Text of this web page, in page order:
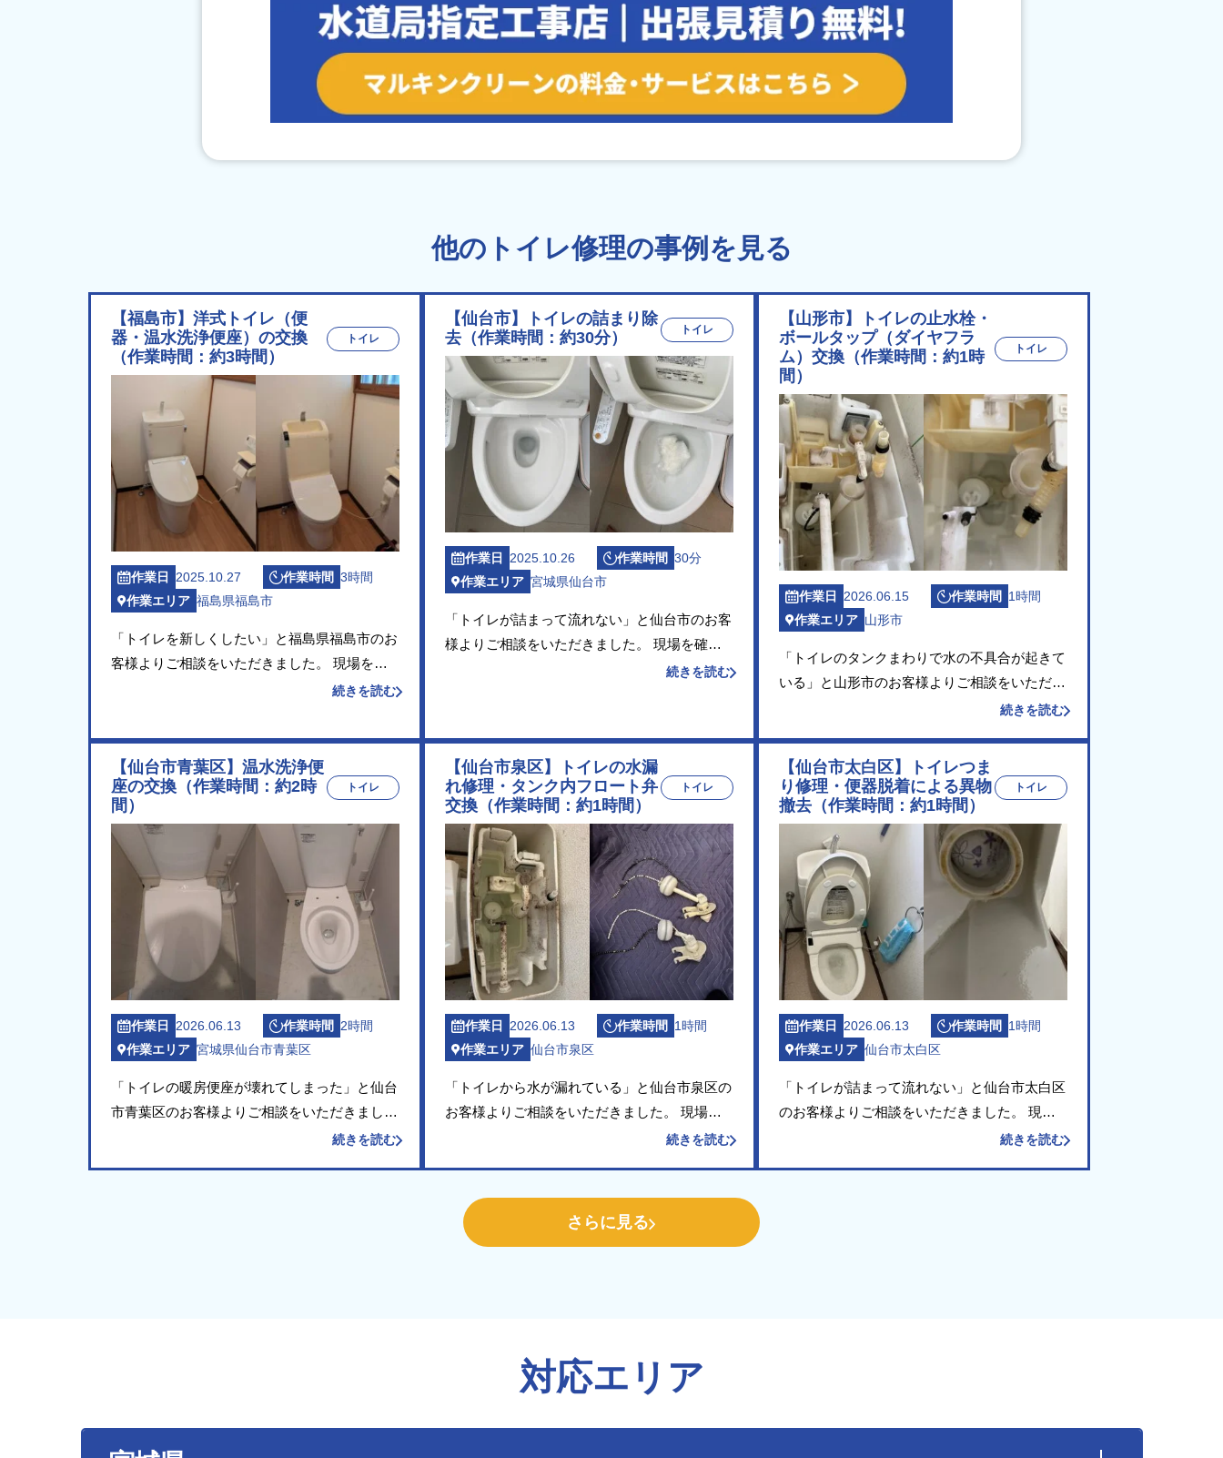
他のトイレ修理の事例を見る
【福島市】洋式トイレ（便
器・温水洗浄便座）の交換
（作業時間：約3時間）
トイレ
作業日 2025.10.27 作業時間 3時間
作業エリア 福島県福島市
「トイレを新しくしたい」と福島県福島市のお
客様よりご相談をいただきました。 現場を確
認したところ、長年ご使用の洋式便器と温水洗
ことでした。設置状況と給排水の位置を確認
し、後継機種 […]
続きを読む
【仙台市】トイレの詰まり除
去（作業時間：約30分）
トイレ
作業日 2025.10.26 作業時間 30分
作業エリア 宮城県仙台市
「トイレが詰まって流れない」と仙台市のお客
様よりご相談をいただきました。 現場を確認
したところ、便器内にトイレットペーパー等が
があったため […]
続きを読む
【山形市】トイレの止水栓・
ボールタップ（ダイヤフラ
ム）交換（作業時間：約1時
間）
トイレ
作業日 2026.06.15 作業時間
1時間
作業エリア 山形市
「トイレのタンクまわりで水の不具合が起きて
いる」と山形市のお客様よりご相談をいただき
ました。 現場にお伺いしてタンク内部を点検
イヤフラム（水量を調整するゴム部品）と止水
栓に経年劣 […]
続きを読む
【仙台市青葉区】温水洗浄便
座の交換（作業時間：約2時
間）
トイレ
作業日 2026.06.13 作業時間 2時間
作業エリア 宮城県仙台市青葉区
「トイレの暖房便座が壊れてしまった」と仙台
市青葉区のお客様よりご相談をいただきまし
た。 現場にお伺いして確認したところ、便器
続きを読む
【仙台市泉区】トイレの水漏
れ修理・タンク内フロート弁
交換（作業時間：約1時間）
トイレ
作業日 2026.06.13 作業時間
1時間
作業エリア 仙台市泉区
「トイレから水が漏れている」と仙台市泉区の
お客様よりご相談をいただきました。 現場に
お伺いして確認したところ、便器内へチョロチ
ト弁（フラ […]
続きを読む
【仙台市太白区】トイレつま
り修理・便器脱着による異物
撤去（作業時間：約1時間）
トイレ
作業日 2026.06.13 作業時間
1時間
作業エリア 仙台市太白区
「トイレが詰まって流れない」と仙台市太白区
のお客様よりご相談をいただきました。 現場
にお伺いして確認したところ、便器の排水路の
続きを読む
さらに見る
対応エリア